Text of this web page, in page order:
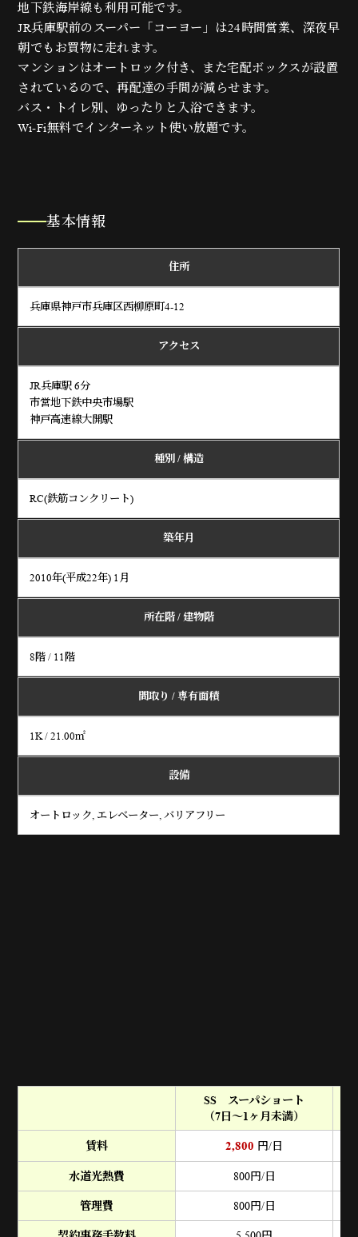
地下鉄海岸線も利用可能です。
JR兵庫駅前のスーパー「コーヨー」は24時間営業、深夜早
朝でもお買物に走れます。
マンションはオートロック付き、また宅配ボックスが設置
されているので、再配達の手間が減らせます。
バス・トイレ別、ゆったりと入浴できます。
Wi-Fi無料でインターネット使い放題です。
基本情報
住所
兵庫県神戸市兵庫区西柳原町4-12
アクセス
JR兵庫駅 6分
市営地下鉄中央市場駅
神戸高速線大開駅
種別 / 構造
RC(鉄筋コンクリート)
築年月
2010年(平成22年) 1月
所在階 / 建物階
8階 / 11階
間取り / 専有面積
1K / 21.00㎡
設備
オートロック, エレベーター, バリアフリー
SS スーパショート
（7日～1ヶ月未満）
賃料 2,800 円/日
水道光熱費 800円/日
管理費 800円/日